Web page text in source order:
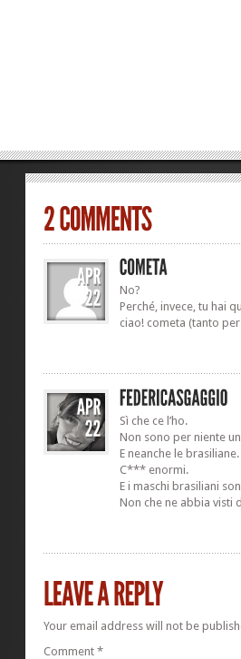
No?
Perché, invece, tu hai
ciao! cometa (tanto
Sì che ce l’ho.
Non sono per niente
E neanche le brasiliane.
C*** enormi.
E i maschi brasiliani
Non che ne abbia visti
Your email address will not be
Comment *